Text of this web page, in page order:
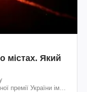
містах. Який
премії України ім.